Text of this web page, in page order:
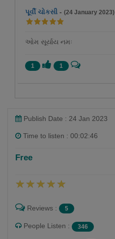
પૂર્વી ચોકસી - (24 January 2023)
ઓમ સૂર્યાય નમઃ
1 1
Publish Date : 24 Jan 2023
Time to listen : 00:02:46
Free
Reviews : 5
People Listen : 346